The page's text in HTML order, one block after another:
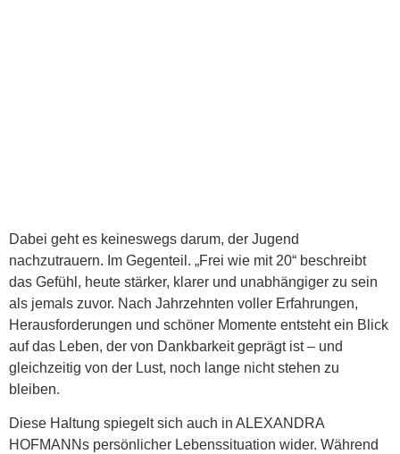
Dabei geht es keineswegs darum, der Jugend
nachzutrauern. Im Gegenteil. „Frei wie mit 20“ beschreibt
das Gefühl, heute stärker, klarer und unabhängiger zu sein
als jemals zuvor. Nach Jahrzehnten voller Erfahrungen,
Herausforderungen und schöner Momente entsteht ein Blick
auf das Leben, der von Dankbarkeit geprägt ist – und
gleichzeitig von der Lust, noch lange nicht stehen zu
bleiben.
Diese Haltung spiegelt sich auch in ALEXANDRA
HOFMANNs persönlicher Lebenssituation wider. Während